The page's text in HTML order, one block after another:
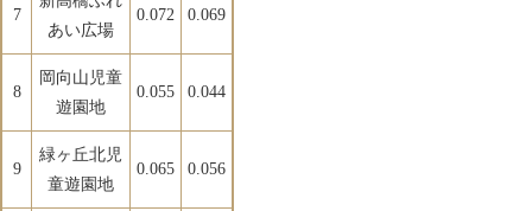
7
あい広場
0.072 0.069
8
岡向山児童
遊園地
0.055 0.044
9
緑ヶ丘北児
童遊園地
0.065 0.056